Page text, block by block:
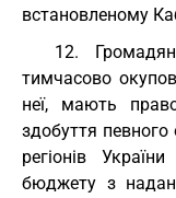
встановленому
12.
тимчасово
неї, мають
здобуття певного
регіонів
бюджету з